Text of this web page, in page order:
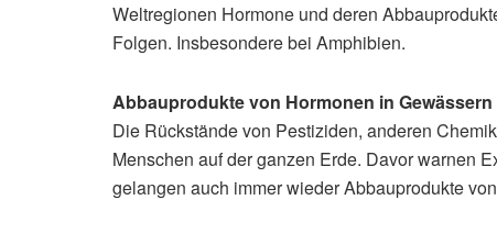
Weltregionen Hormone und deren
Folgen. Insbesondere bei Amphibien.
Abbauprodukte von Hormonen in Gewässern
Die Rückstände von Pestiziden, anderen
Menschen auf der ganzen Erde. Davor warnen
gelangen auch immer wieder Abbauprodukte